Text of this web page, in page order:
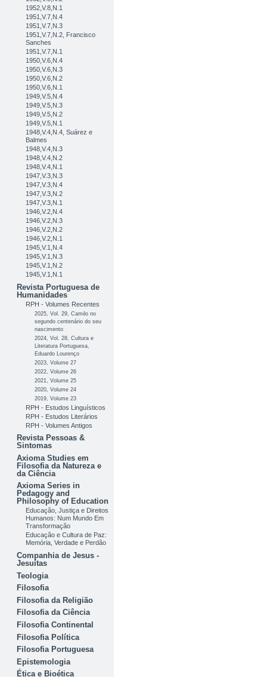
1952,V.8,N.1
1951,V.7,N.4
1951,V.7,N.3
1951,V.7,N.2, Francisco
Sanches
1951,V.7,N.1
1950,V.6,N.4
1950,V.6,N.3
1950,V.6,N.2
1950,V.6,N.1
1949,V.5,N.4
1949,V.5,N.3
1949,V.5,N.2
1949,V.5,N.1
1948,V.4,N.4, Suárez e
Balmes
1948,V.4,N.3
1948,V.4,N.2
1948,V.4,N.1
1947,V.3,N.3
1947,V.3,N.4
1947,V.3,N.2
1947,V.3,N.1
1946,V.2,N.4
1946,V.2,N.3
1946,V.2,N.2
1946,V.2,N.1
1945,V.1,N.4
1945,V.1,N.3
1945,V.1,N.2
1945,V.1,N.1
Revista Portuguesa de
Humanidades
RPH - Volumes Recentes
2025, Vol. 29, Camilo no
segundo centenário do seu
nascimento
2024, Vol. 28, Cultura e
Literatura Portuguesa,
Eduardo Lourenço
2023, Volume 27
2022, Volume 26
2021, Volume 25
2020, Volume 24
2019, Volume 23
RPH - Estudos Linguísticos
RPH - Estudos Literários
RPH - Volumes Antigos
Revista Pessoas &
Sintomas
Axioma Studies em
Filosofia da Natureza e
da Ciência
Axioma Series in
Pedagogy and
Philosophy of Education
Educação, Justiça e Direitos
Humanos: Num Mundo Em
Transformação
Educação e Cultura de Paz:
Memória, Verdade e Perdão
Companhia de Jesus -
Jesuítas
Teologia
Filosofia
Filosofia da Religião
Filosofia da Ciência
Filosofia Continental
Filosofia Política
Filosofia Portuguesa
Epistemologia
Ética e Bioética